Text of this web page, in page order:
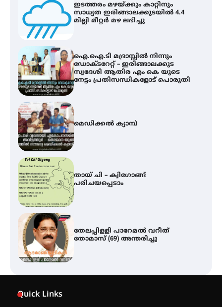
ഡോക്ടറേറ്റ് – ഇരിങ്ങാലക്കുട
സ്വദേശി ആതിര എം കെ യുടെ
നേട്ടം പ്രതിസന്ധികളോട് പൊരുതി
മെഡിക്കൽ ക്യാമ്പ്
തായ് ചി – ക്വിഗോങ്ങ്
പരിചയപ്പെടാം
തേലപ്പിളളി പാറേമൽ വറീത്
തോമാസ് (69) അന്തരിച്ചു
സർഗ്ഗസാഹിതി- കവിതാസംഗമം
2026 കവിതാ ചർച്ച കാട്ടൂർ, ടി. കെ.
ബാലൻ ഹാളിൽ 16ന്
Quick Links